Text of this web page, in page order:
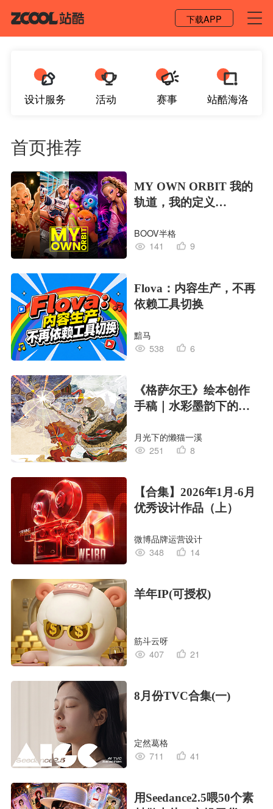
下载APP
设计服务 活动 赛事 站酷海洛
首页推荐
MY OWN ORBIT 我的
轨道，我的定义
对
BOOV半格
141
9
Flova：内容生产，不再
依赖工具切换
黯马
538
6
《格萨尔王》绘本创作
手稿｜水彩墨韵下的史
月光下的懒猫一溪
251
8
【合集】2026年1月-6月
优秀设计作品（上）
微博品牌运营设计
348
14
羊年IP(可授权)
筋斗云呀
407
21
8月份TVC合集(一)
定然葛格
711
41
用Seedance2.5喂50个素